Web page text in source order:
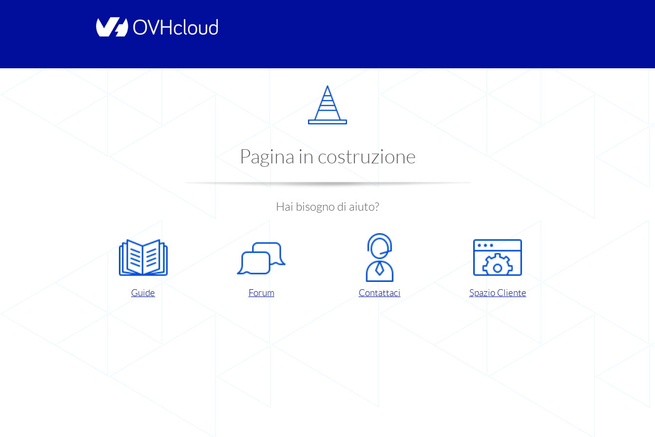
Pagina in costruzione
Hai bisogno di aiuto?
Guide Forum Contattaci Spazio Cliente